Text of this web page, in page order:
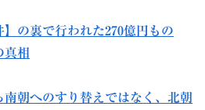
】の裏で行われた270億円もの
真相
南朝へのすり替えではなく、北朝